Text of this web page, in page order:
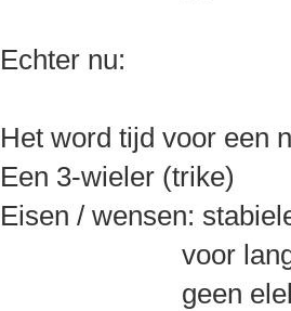
Echter nu:
Het word tijd voor een
Een 3-wieler (trike)
Eisen / wensen:
voor lange
geen